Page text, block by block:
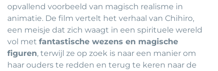
opvallend voorbeeld van magisch realisme in
animatie. De film vertelt het verhaal van Chihiro,
een meisje dat zich waagt in een spirituele wereld
vol met fantastische wezens en magische
figuren, terwijl ze op zoek is naar een manier om
haar ouders te redden en terug te keren naar de